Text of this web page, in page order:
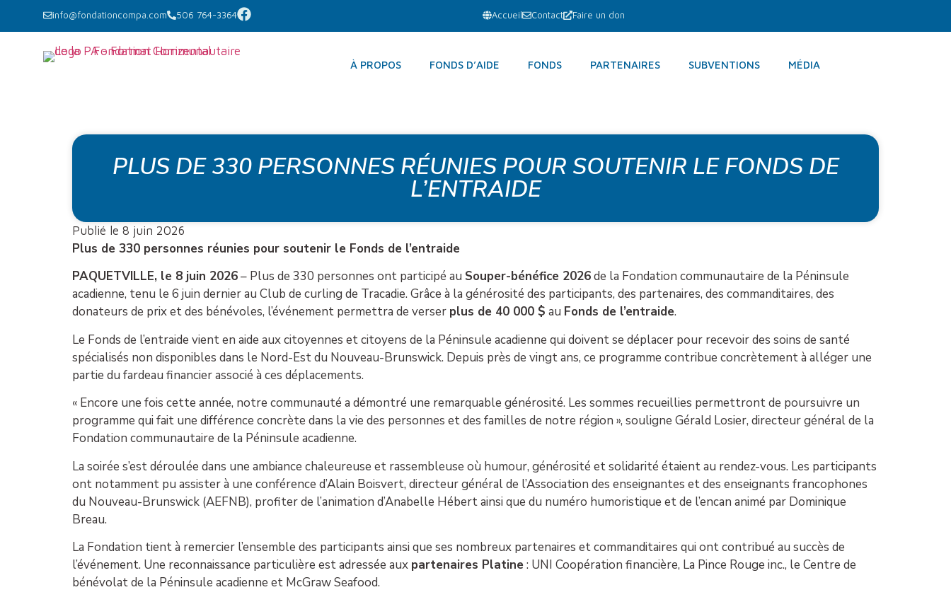
info@fondationcompa.com 506 764-3364 Accueil Contact Faire un don
À PROPOS FONDS D’AIDE FONDS PARTENAIRES SUBVENTIONS MÉDIA
PLUS DE 330 PERSONNES RÉUNIES POUR SOUTENIR LE FONDS DE
L’ENTRAIDE
Publié le 8 juin 2026
Plus de 330 personnes réunies pour soutenir le Fonds de l’entraide
PAQUETVILLE, le 8 juin 2026– Plus de 330 personnes ont participé au Souper-bénéfice 2026de la Fondation communautaire de la Péninsule
acadienne, tenu le 6 juin dernier au Club de curling de Tracadie. Grâce à la générosité des participants, des partenaires, des commanditaires, des
donateurs de prix et des bénévoles, l’événement permettra de verser plus de 40 000 $ au Fonds de l’entraide.
Le Fonds de l’entraide vient en aide aux citoyennes et citoyens de la Péninsule acadienne qui doivent se déplacer pour recevoir des soins de santé
spécialisés non disponibles dans le Nord-Est du Nouveau-Brunswick. Depuis près de vingt ans, ce programme contribue concrètement à alléger une
partie du fardeau financier associé à ces déplacements.
« Encore une fois cette année, notre communauté a démontré une remarquable générosité. Les sommes recueillies permettront de poursuivre un
programme qui fait une différence concrète dans la vie des personnes et des familles de notre région », souligne Gérald Losier, directeur général de la
Fondation communautaire de la Péninsule acadienne.
La soirée s’est déroulée dans une ambiance chaleureuse et rassembleuse où humour, générosité et solidarité étaient au rendez-vous. Les participants
ont notamment pu assister à une conférence d’Alain Boisvert, directeur général de l’Association des enseignantes et des enseignants francophones
du Nouveau-Brunswick (AEFNB), profiter de l’animation d’Anabelle Hébert ainsi que du numéro humoristique et de l’encan animé par Dominique
Breau.
La Fondation tient à remercier l’ensemble des participants ainsi que ses nombreux partenaires et commanditaires qui ont contribué au succès de
l’événement. Une reconnaissance particulière est adressée aux partenaires Platine: UNI Coopération financière, La Pince Rouge inc., le Centre de
bénévolat de la Péninsule acadienne et McGraw Seafood.